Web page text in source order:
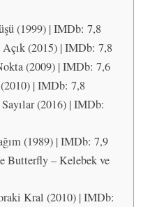
(1999) | IMDb: 7,8
(2015) | IMDb: 7,8
(2009) | IMDb: 7,6
| IMDb: 7,8
(2016) | IMDb:
(1989) | IMDb: 7,9
Butterfly – Kelebek ve
Kral (2010) | IMDb: